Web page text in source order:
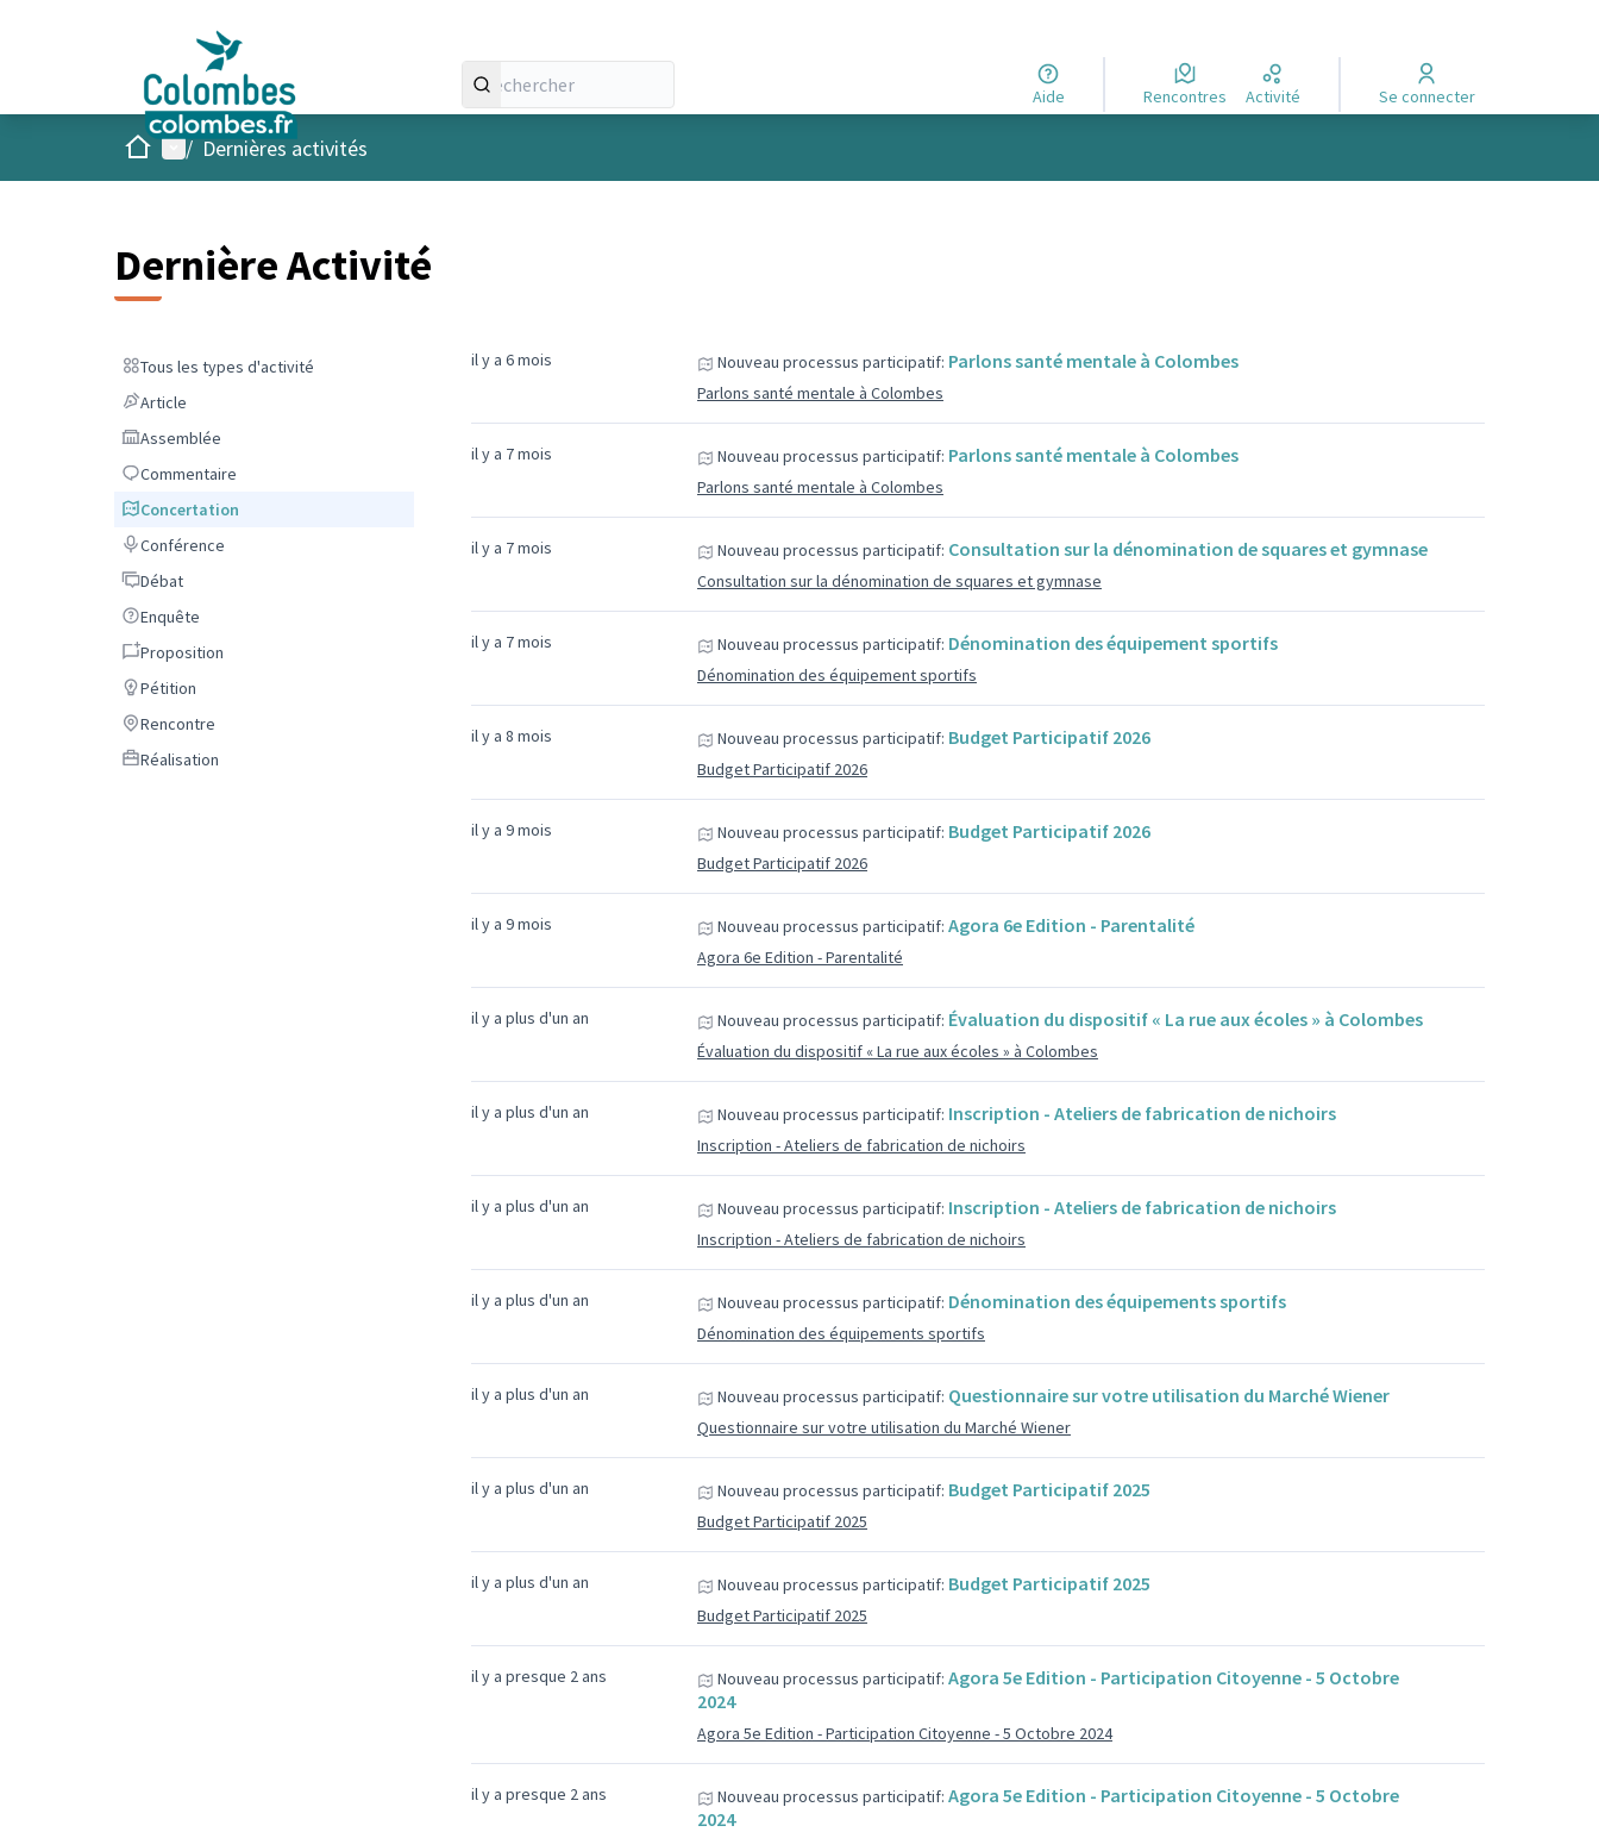
Aide Rencontres Activité Se connecter
AccueilMenu principal
/ Dernières activités
Dernière Activité
Tous les types d'activité
Tous les types d'activité
ArticleArticle
Assemblée
Assemblée
Commentaire
Commentaire
Concertation
Concertation
Conférence
Conférence
DébatDébat
Enquête
Enquête
Proposition
Proposition
Pétition
Pétition
Rencontre
Rencontre
Réalisation
Réalisation
il y a 6 mois Nouveau processus participatif: Parlons santé mentale à Colombes
Parlons santé mentale à Colombes
il y a 7 mois Nouveau processus participatif: Parlons santé mentale à Colombes
Parlons santé mentale à Colombes
il y a 7 mois Nouveau processus participatif: Consultation sur la dénomination de squares et gymnase
Consultation sur la dénomination de squares et gymnase
il y a 7 mois Nouveau processus participatif: Dénomination des équipement sportifs
Dénomination des équipement sportifs
il y a 8 mois Nouveau processus participatif: Budget Participatif 2026
Budget Participatif 2026
il y a 9 mois Nouveau processus participatif: Budget Participatif 2026
Budget Participatif 2026
il y a 9 mois Nouveau processus participatif: Agora 6e Edition - Parentalité
Agora 6e Edition - Parentalité
il y a plus d'un an Nouveau processus participatif: Évaluation du dispositif « La rue aux écoles » à Colombes
Évaluation du dispositif « La rue aux écoles » à Colombes
il y a plus d'un an Nouveau processus participatif: Inscription - Ateliers de fabrication de nichoirs
Inscription - Ateliers de fabrication de nichoirs
il y a plus d'un an Nouveau processus participatif: Inscription - Ateliers de fabrication de nichoirs
Inscription - Ateliers de fabrication de nichoirs
il y a plus d'un an Nouveau processus participatif: Dénomination des équipements sportifs
Dénomination des équipements sportifs
il y a plus d'un an Nouveau processus participatif: Questionnaire sur votre utilisation du Marché Wiener
Questionnaire sur votre utilisation du Marché Wiener
il y a plus d'un an Nouveau processus participatif: Budget Participatif 2025
Budget Participatif 2025
il y a plus d'un an Nouveau processus participatif: Budget Participatif 2025
Budget Participatif 2025
il y a presque 2 ans Nouveau processus participatif: Agora 5e Edition - Participation Citoyenne - 5 Octobre
2024
Agora 5e Edition - Participation Citoyenne - 5 Octobre 2024
il y a presque 2 ans Nouveau processus participatif: Agora 5e Edition - Participation Citoyenne - 5 Octobre
2024